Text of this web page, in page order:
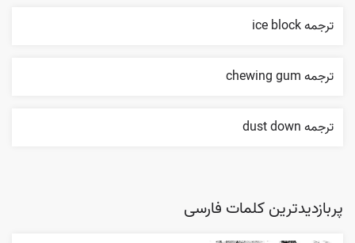
ترجمه ice block
ترجمه chewing gum
ترجمه dust down
پربازدیدترین کلمات فارسی